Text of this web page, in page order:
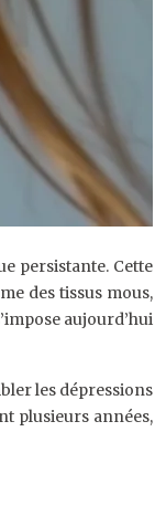
persistante. Cette
des tissus mous,
aujourd’hui
les dépressions
plusieurs années,